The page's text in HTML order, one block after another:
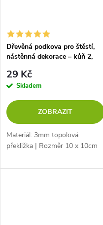
Dřevěná podkova pro štěstí,
nástěnná dekorace – kůň 2,
29 Kč
Skladem
ZOBRAZIT
Materiál: 3mm topolová
překližka | Rozměr 10 x 10cm